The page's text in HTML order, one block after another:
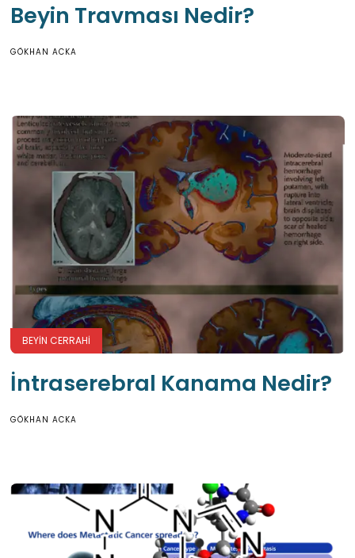
Beyin Travması Nedir?
GÖKHAN ACKA
BEYIN CERRAHI
İntraserebral Kanama Nedir?
GÖKHAN ACKA